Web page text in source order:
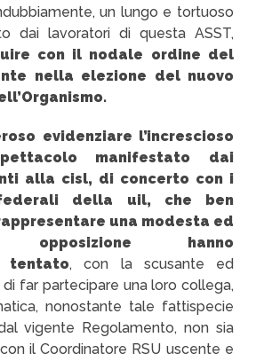
un lungo e tortuoso
dai lavoratori di questa ASST,
con il nodale ordine del
nella elezione del nuovo
evidenziare l’increscioso
manifestato dai
alla cisl, di concerto con i
della uil, che ben
una modesta ed
opposizione hanno
tentato, con la scusante ed
far partecipare una loro collega,
nonostante tale fattispecie
vigente Regolamento, non sia
il Coordinatore RSU uscente e